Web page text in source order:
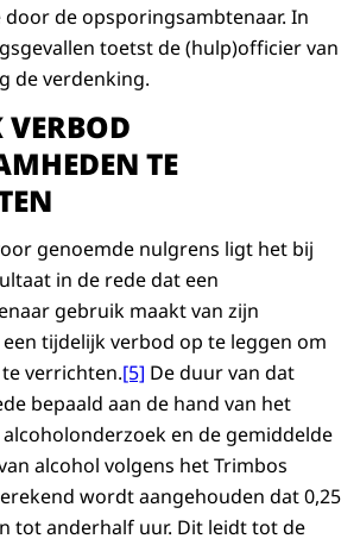
door de opsporingsambtenaar. In
toetst de (hulp)officier van
de verdenking.
TE
genoemde nulgrens ligt het bij
in de rede dat een
gebruik maakt van zijn
tijdelijk verbod op te leggen om
verrichten.[5] De duur van dat
bepaald aan de hand van het
en de gemiddelde
alcohol volgens het Trimbos
wordt aangehouden dat 0,25
tot anderhalf uur. Dit leidt tot de